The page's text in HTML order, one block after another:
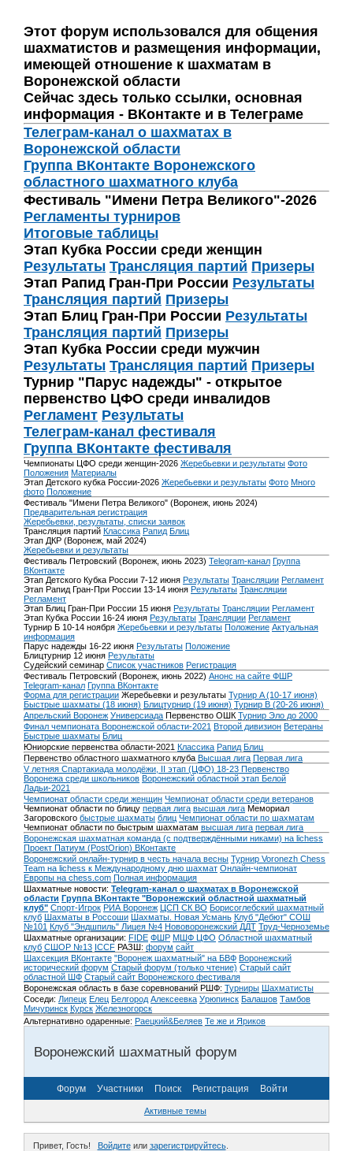
Этот форум использовался для общения
шахматистов и размещения информации,
имеющей отношение к шахматам в
Воронежской области
Сейчас здесь только ссылки, основная
информация - ВКонтакте и в Телеграме
Телеграм-канал о шахматах в
Воронежской области
Группа ВКонтакте Воронежского
областного шахматного клуба
Фестиваль "Имени Петра Великого"-2026
Регламенты турниров
Итоговые таблицы
Этап Кубка России среди женщин
Результаты Трансляция партий Призеры
Этап Рапид Гран-При России Результаты
Трансляция партий Призеры
Этап Блиц Гран-При России Результаты
Трансляция партий Призеры
Этап Кубка России среди мужчин
Результаты Трансляция партий Призеры
Турнир "Парус надежды" - открытое
первенство ЦФО среди инвалидов
Регламент Результаты
Телеграм-канал фестиваля
Группа ВКонтакте фестиваля
Чемпионаты ЦФО среди женщин-2026 Жеребьевки и результаты Фото
Положения Материалы
Этап Детского кубка России-2026 Жеребьевки и результаты Фото Много
фото Положение
Фестиваль "Имени Петра Великого" (Воронеж, июнь 2024)
Предварительная регистрация
Жеребьевки, результаты, списки заявок
Трансляция партий Классика Рапид Блиц
Этап ДКР (Воронеж, май 2024)
Жеребьевки и результаты
Фестиваль Петровский (Воронеж, июнь 2023) Telegram-канал Группа
ВКонтакте
Этап Детского Кубка России 7-12 июня Результаты Трансляции Регламент
Этап Рапид Гран-При России 13-14 июня Результаты Трансляции
Регламент
Этап Блиц Гран-При России 15 июня Результаты Трансляции Регламент
Этап Кубка России 16-24 июня Результаты Трансляции Регламент
Турнир Б 10-14 ноября Жеребьевки и результаты Положение Актуальная
информация
Парус надежды 16-22 июня Результаты Положение
Блицтурнир 12 июня Результаты
Судейский семинар Список участников Регистрация
Фестиваль Петровский (Воронеж, июнь 2022) Анонс на сайте ФШР
Telegram-канал Группа ВКонтакте
Форма для регистрации Жеребьевки и результаты Турнир A (10-17 июня)
Быстрые шахматы (18 июня) Блицтурнир (19 июня) Турнир B (20-26 июня)
Апрельский Воронеж Универсиада Первенство ОШК Турнир Эло до 2000
Финал чемпионата Воронежской области-2021 Второй дивизион Ветераны
Быстрые шахматы Блиц
Юниорские первенства области-2021 Классика Рапид Блиц
Первенство областного шахматного клуба Высшая лига Первая лига
V летняя Спартакиада молодёжи, II этап (ЦФО) 18-23 Первенство
Воронежа среди школьников Воронежский областной этап Белой
Ладьи-2021
Чемпионат области среди женщин Чемпионат области среди ветеранов
Чемпионат области по блицу первая лига высшая лига Мемориал
Загоровского быстрые шахматы блиц Чемпионат области по шахматам
Чемпионат области по быстрым шахматам высшая лига первая лига
Воронежская шахматная команда (с подтверждёнными никами) на lichess
Проект Патиум (PostOrion) ВКонтакте
Воронежский онлайн-турнир в честь начала весны Турнир Voronezh Chess
Team на lichess к Международному дню шахмат Онлайн-чемпионат
Европы на chess.com Полная информация
Шахматные новости: Telegram-канал о шахматах в Воронежской
области Группа ВКонтакте "Воронежский областной шахматный
клуб" Спорт-Игрок РИА Воронеж ЦСП СК ВО Борисоглебский шахматный
клуб Шахматы в Россоши Шахматы. Новая Усмань Клуб "Дебют" СОШ
№101 Клуб "Эндшпиль" Лицея №4 Нововоронежский ДДТ Труд-Черноземье
Шахматные организации: FIDE ФШР МШФ ЦФО Областной шахматный
клуб СШОР №13 ICCF РАЗШ: форум сайт
Шахсекция ВКонтакте "Воронеж шахматный" на БВФ Воронежский
исторический форум Cтарый форум (только чтение) Старый сайт
областной ШФ Старый сайт Воронежского фестиваля
Воронежская область в базе соревнований РШФ: Турниры Шахматисты
Соседи: Липецк Елец Белгород Алексеевка Урюпинск Балашов Тамбов
Мичуринск Курск Железногорск
Альтернативно одаренные: Раецкий&Беляев Те же и Яриков
Воронежский шахматный форум
Форум Участники Поиск Регистрация Войти
Активные темы
Привет, Гость! Войдитеили зарегистрируйтесь.